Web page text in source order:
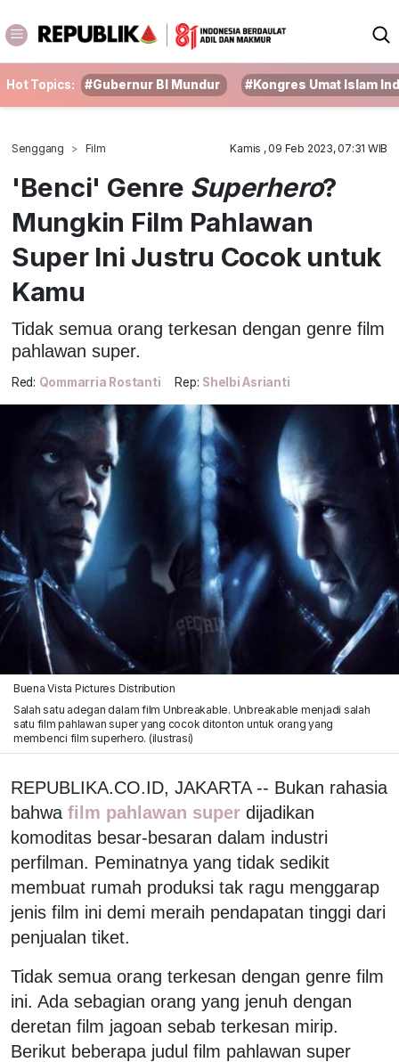
Hot Topics: #Gubernur BI Mundur #Kongres Umat Islam
Senggang Film Kamis , 09 Feb 2023, 07:31 WIB
'Benci' Genre Superhero?
Mungkin Film Pahlawan
Super Ini Justru Cocok untuk
Kamu
Tidak semua orang terkesan dengan genre film
pahlawan super.
Red: Qommarria Rostanti Rep: Shelbi Asrianti
Buena Vista Pictures Distribution
Salah satu adegan dalam film Unbreakable. Unbreakable menjadi salah
satu film pahlawan super yang cocok ditonton untuk orang yang
membenci film superhero. (ilustrasi)
REPUBLIKA.CO.ID, JAKARTA -- Bukan rahasia
bahwa film pahlawan super dijadikan
komoditas besar-besaran dalam industri
perfilman. Peminatnya yang tidak sedikit
membuat rumah produksi tak ragu menggarap
jenis film ini demi meraih pendapatan tinggi dari
penjualan tiket.
Tidak semua orang terkesan dengan genre film
ini. Ada sebagian orang yang jenuh dengan
deretan film jagoan sebab terkesan mirip.
Berikut beberapa judul film pahlawan super